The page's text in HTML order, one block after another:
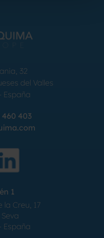
32
del Valles
España
460 403
1
la Creu, 17
España